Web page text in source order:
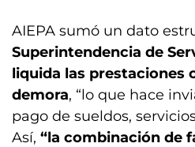
AIEPA sumó un dato
Superintendencia de
liquida las prestaciones
demora, “lo que hace
pago de sueldos,
Así, “la combinación de